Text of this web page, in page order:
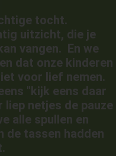
tocht.
uitzicht, die je
vangen. En we
dat onze kinderen
voor lief nemen.
"kijk eens daar
liep netjes de pauze
alle spullen en
de tassen hadden